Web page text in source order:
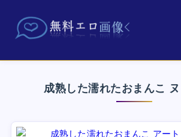
成熟した濡れたおまんこ